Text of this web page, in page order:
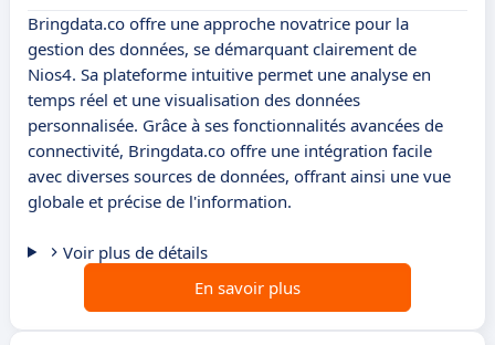
Bringdata.co offre une approche novatrice pour la
gestion des données, se démarquant clairement de
Nios4. Sa plateforme intuitive permet une analyse en
temps réel et une visualisation des données
personnalisée. Grâce à ses fonctionnalités avancées de
connectivité, Bringdata.co offre une intégration facile
avec diverses sources de données, offrant ainsi une vue
globale et précise de l'information.
Voir plus de détails
En savoir plus